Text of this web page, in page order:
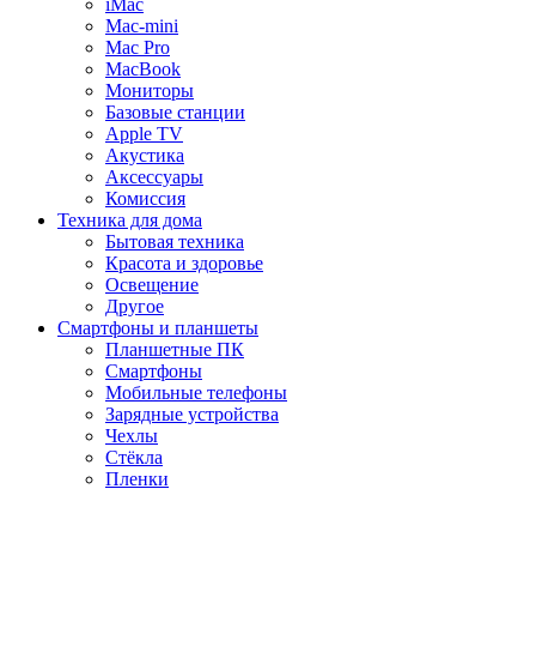
iMac
Mac-mini
Mac Pro
MacBook
Мониторы
Базовые станции
Apple TV
Акустика
Аксессуары
Комиссия
Техника для дома
Бытовая техника
Красота и здоровье
Освещение
Другое
Смартфоны и планшеты
Планшетные ПК
Смартфоны
Мобильные телефоны
Зарядные устройства
Чехлы
Стёкла
Пленки